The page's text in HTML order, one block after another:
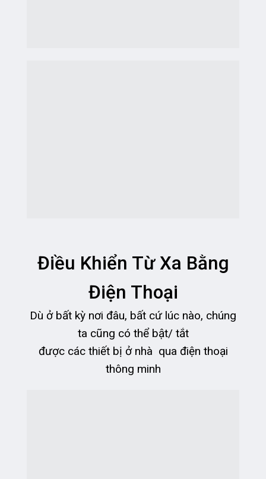
Điều Khiển Từ Xa Bằng
Điện Thoại
Dù ở bất kỳ nơi đâu, bất cứ lúc nào, chúng
ta cũng có thể bật/ tắt
được các thiết bị ở nhà qua điện thoại
thông minh